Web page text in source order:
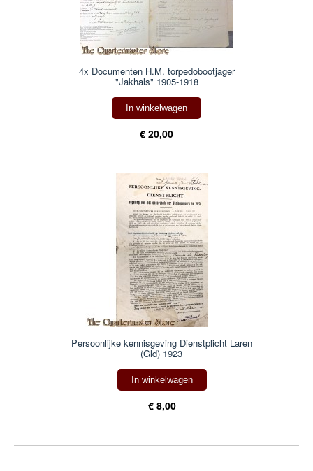
4x Documenten H.M. torpedobootjager
"Jakhals" 1905-1918
In winkelwagen
€ 20,00
Persoonlijke kennisgeving Dienstplicht Laren
(Gld) 1923
In winkelwagen
€ 8,00